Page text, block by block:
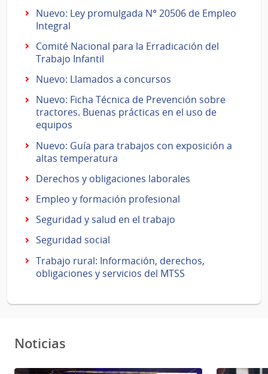
Nuevo: Ley promulgada N° 20506 de Empleo
Integral
Comité Nacional para la Erradicación del
Trabajo Infantil
Nuevo: Llamados a concursos
Nuevo: Ficha Técnica de Prevención sobre
tractores. Buenas prácticas en el uso de
equipos
Nuevo: Guía para trabajos con exposición a
altas temperatura
Derechos y obligaciones laborales
Empleo y formación profesional
Seguridad y salud en el trabajo
Seguridad social
Trabajo rural: Información, derechos,
obligaciones y servicios del MTSS
Noticias